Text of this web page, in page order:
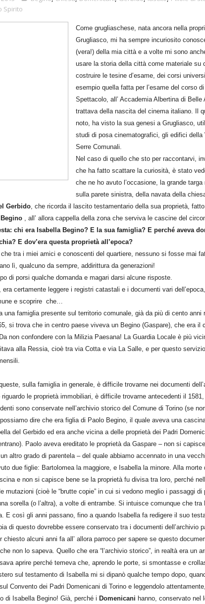
Spirito
Come grugliaschese, nata ancora nella
Grugliasco, mi ha sempre incuriosito
(vera!) della mia città e a volte mi sono
usare la storia della città come materiale su
costruire le tesine d’esame, dei corsi
esempio quella fatta per l’esame del corso
Spettacolo, all’ Accademia Albertina di Belle
trattava della nascita del cinema italiano. Il
noto, ha visto la sua genesi a Grugliasco,
studi di posa cinematografici, gli edifici della
Serre Comunali.
Nel caso di quello che sto per raccontarvi,
che ha fatto scattare la curiosità, è stato
che ne ho avuto l’occasione, la grande targa
sulla parete sinistra, della navata della
Gerbido, che ricorda il lascito testamentariodella sua proprietà,
Begino , all’ allora cappella della zona che serviva le cascine del
chi era Isabella Begino? E la sua famiglia? E perché aveva
E dov’era questa proprietà all’epoca?
tra i miei amici e conoscenti del quartiere, nessuno si fosse mai
lì, qualcuno da sempre, addirittura da generazioni!
di porsi qualche domanda e magari darsi alcune risposte.
era certamente leggere i registri catastali e i documenti vari
e scoprire che…
una famiglia presente sul territorio comunale, già da più di cento anni
si trova che in centro paese viveva un Begino (Gaspare), che era il
non confondere con la Milizia Paesana! La Guardia Locale è più
alla Ressia, cioè tra via Cotta e via La Salle, e per questo
sulla famiglia in generale, è difficile trovarne nei documenti
le proprietà immobiliari, è difficile trovarne antecedenti il
sono conservate nell’archivio storico del Comune di Torino (se
dire che era figlia di Paolo Begino, il quale aveva una
del Gerbido ed era anche vicina a delle proprietà dei Padri
Paolo aveva ereditato le proprietà da Gaspare – non si
altro grado di parentela – del quale abbiamo accennato in una
due figlie: Bartolomea la maggiore, e Isabella la minore. Alla morte
e non si capisce bene se la proprietà fu divisa tra loro, perché
mutazioni (cioè le “brutte copie” in cui si vedono meglio i passaggi di
sorella (o l’altra), a volte di entrambe. Si intuisce comunque che tra
E così gli anni passano, fino a quando Isabella fa redigere il suo
di questo dovrebbe essere conservato tra i documenti dell’archivio
chiesto alcuni anni fa all’ allora parroco per sapere se questo
non lo sapeva. Quello che era “l’archivio storico”, in realtà era un
aprire perché temeva che, aprendo le porte, si smontasse e
sul testamento di Isabella mi si dipanò qualche tempo dopo,
Convento dei Padri Domenicani di Torino e leggendolo
di Isabella Begino!Già, perché i Domenicani hanno, conservato nel